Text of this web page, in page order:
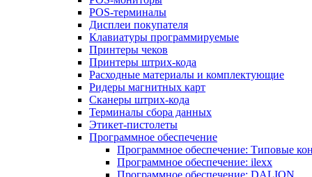
POS-терминалы
Дисплеи покупателя
Клавиатуры программируемые
Принтеры чеков
Принтеры штрих-кода
Расходные материалы и комплектующие
Ридеры магнитных карт
Сканеры штрих-кода
Терминалы сбора данных
Этикет-пистолеты
Программное обеспечение
Программное обеспечение: Типовые
Программное обеспечение: ilexx
Программное обеспечение: DALION